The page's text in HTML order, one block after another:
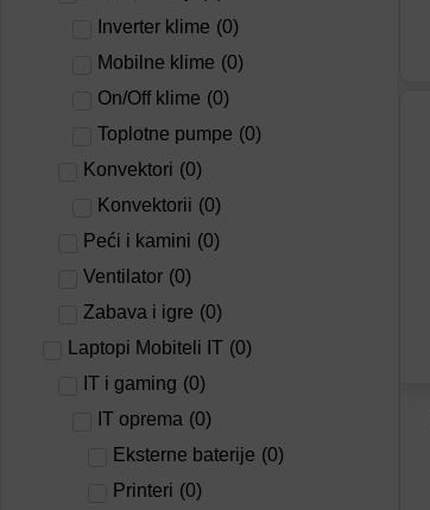
Inverter klime (0)
Mobilne klime (0)
On/Off klime (0)
Toplotne pumpe (0)
Konvektori (0)
Konvektorii (0)
Peći i kamini (0)
Ventilator (0)
Zabava i igre (0)
Laptopi Mobiteli IT (0)
IT i gaming (0)
IT oprema (0)
Eksterne baterije (0)
Printeri (0)